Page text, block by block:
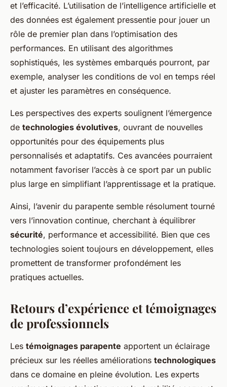
et l’efficacité. L’utilisation de l’intelligence artificielle et
des données est également pressentie pour jouer un
rôle de premier plan dans l’optimisation des
performances. En utilisant des algorithmes
sophistiqués, les systèmes embarqués pourront, par
exemple, analyser les conditions de vol en temps réel
et ajuster les paramètres en conséquence.
Les perspectives des experts soulignent l’émergence
de technologies évolutives, ouvrant de nouvelles
opportunités pour des équipements plus
personnalisés et adaptatifs. Ces avancées pourraient
notamment favoriser l’accès à ce sport par un public
plus large en simplifiant l’apprentissage et la pratique.
Ainsi, l’avenir du parapente semble résolument tourné
vers l’innovation continue, cherchant à équilibrer
sécurité, performance et accessibilité. Bien que ces
technologies soient toujours en développement, elles
promettent de transformer profondément les
pratiques actuelles.
Retours d’expérience et témoignages
de professionnels
Les témoignages parapente apportent un éclairage
précieux sur les réelles améliorations technologiques
dans ce domaine en pleine évolution. Les experts